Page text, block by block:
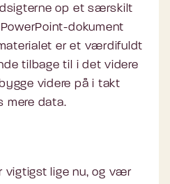
op et særskilt
dokument
er et værdifuldt
tilbage til i det videre
videre på i takt
mere data.
vigtigst lige nu, og vær